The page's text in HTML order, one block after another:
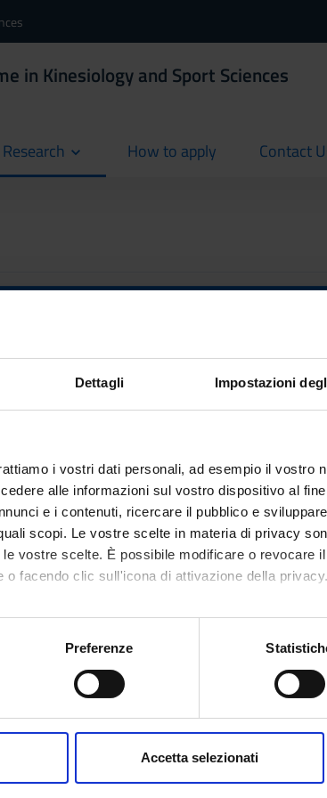
Dettagli Impostazioni
i vostri dati personali, ad esempio il vostro
alle informazioni sul vostro dispositivo al
e i contenuti, ricercare il pubblico e
scopi. Le vostre scelte in materia di privacy
vostre scelte. È possibile modificare o revocare
o facendo clic sull'icona di attivazione della privacy.
anche:
sulla tua posizione geografica, con
in qualsiasi momento dalla Dichiarazione sui
Preferenze
Accetta selezionati
in Kinesiology and Sport Sciences
How to apply
current Contact
current
STATISTICS (2025/2026)
,Elisa Menardo
Referent
Margherita
English
Location
VERONA
Services and
Prospective
Students
Graduates